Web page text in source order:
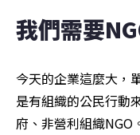
我們需要
今天的企業這麼大，
是有組織的公民行動
府、非營利組織NGO